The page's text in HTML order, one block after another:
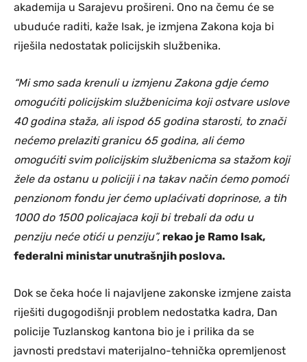
akademija u Sarajevu prošireni. Ono na čemu će se
ubuduće raditi, kaže Isak, je izmjena Zakona koja bi
riješila nedostatak policijskih službenika.
“Mi smo sada krenuli u izmjenu Zakona gdje ćemo
omogućiti policijskim službenicima koji ostvare uslove
40 godina staža, ali ispod 65 godina starosti, to znači
nećemo prelaziti granicu 65 godina, ali ćemo
omogućiti svim policijskim službenicma sa stažom koji
žele da ostanu u policiji i na takav način ćemo pomoći
penzionom fondu jer ćemo uplaćivati doprinose, a tih
1000 do 1500 policajaca koji bi trebali da odu u
penziju neće otići u penziju”, rekao je Ramo Isak,
federalni ministar unutrašnjih poslova.
Dok se čeka hoće li najavljene zakonske izmjene zaista
riješiti dugogodišnji problem nedostatka kadra, Dan
policije Tuzlanskog kantona bio je i prilika da se
javnosti predstavi materijalno-tehnička opremljenost